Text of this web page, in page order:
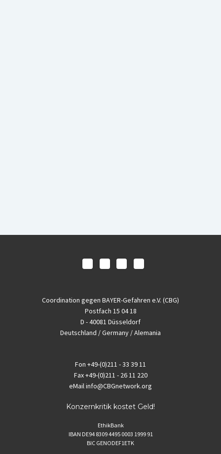
Coordination gegen BAYER-Gefahren e.V. (CBG)
Postfach 15 04 18
D - 40081 Düsseldorf
Deutschland / Germany / Alemania
Fon +49-(0)211 - 33 39 11
Fax+49-(0)211 - 26 11 220
eMailinfo@CBGnetwork.org
Konzernkritik kostet Geld!
EthikBank
IBAN DE94 8309 4495 0003 1999 91
BIC GENODEF1ETK